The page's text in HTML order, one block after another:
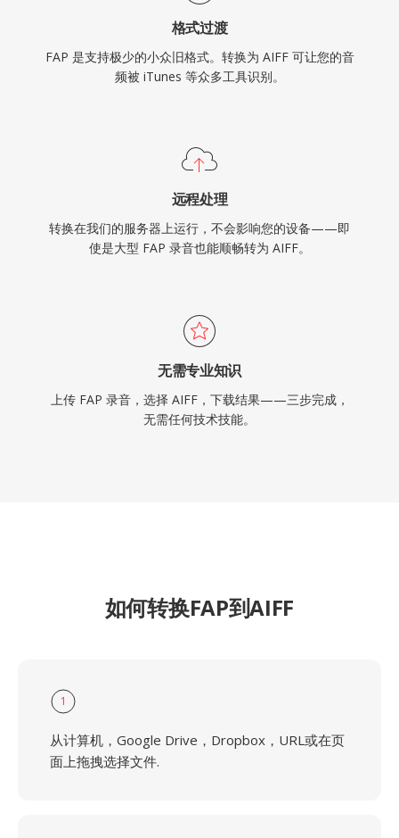
格式过渡
FAP 是支持极少的小众旧格式。转换为 AIFF 可让您的音
频被 iTunes 等众多工具识别。
远程处理
转换在我们的服务器上运行，不会影响您的设备——即
使是大型 FAP 录音也能顺畅转为 AIFF。
无需专业知识
上传 FAP 录音，选择 AIFF，下载结果——三步完成，
无需任何技术技能。
如何转换FAP到AIFF
1
从计算机，Google Drive，Dropbox，URL或在页
面上拖拽选择文件.